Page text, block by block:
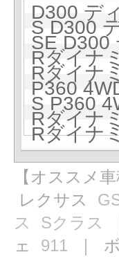
D300 デ
S D300
SE
Rダイナ
Rダイナ
P360
S P360
Rダイナ
Rダイナ
【オススメ
レクサス
ス
Sクラス
ェ 911 ｜